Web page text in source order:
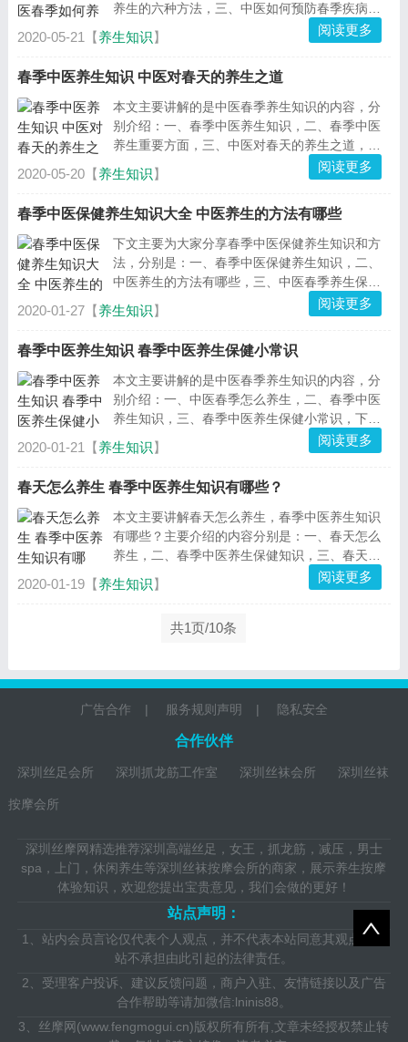
养生的六种方法，三、中医如何预防春季疾病，
四、中医春季养生的注意事项，下面一起来看详
细内容！...
2020-05-21【养生知识】 阅读更多
春季中医养生知识 中医对春天的养生之道
本文主要讲解的是中医春季养生知识的内容，分
别介绍：一、春季中医养生知识，二、春季中医
养生重要方面，三、中医对春天的养生之道，下
面一起来看详细内容！...
2020-05-20【养生知识】 阅读更多
春季中医保健养生知识大全 中医养生的方法有哪些
下文主要为大家分享春季中医保健养生知识和方
法，分别是：一、春季中医保健养生知识，二、
中医养生的方法有哪些，三、中医春季养生保健
知识介绍。下面阅读详细介绍！...
2020-01-27【养生知识】 阅读更多
春季中医养生知识 春季中医养生保健小常识
本文主要讲解的是中医春季养生知识的内容，分
别介绍：一、中医春季怎么养生，二、春季中医
养生知识，三、春季中医养生保健小常识，下面
一起来看详细内容！...
2020-01-21【养生知识】 阅读更多
春天怎么养生 春季中医养生知识有哪些？
本文主要讲解春天怎么养生，春季中医养生知识
有哪些？主要介绍的内容分别是：一、春天怎么
养生，二、春季中医养生保健知识，三、春天中
医养生方法，四、春季养生的5个不宜事项，详
细...
2020-01-19【养生知识】 阅读更多
共1页/10条
广告合作 | 服务规则声明 | 隐私安全
合作伙伴
深圳丝足会所 深圳抓龙筋工作室 深圳丝袜会所 深圳丝袜
按摩会所
深圳丝摩网 精选推荐深圳高端丝足，女王，抓龙筋，减压，男士
spa，上门，休闲养生等深圳丝袜按摩会所的商家，展示养生按摩
体验知识，欢迎您提出宝贵意见，我们会做的更好！
站点声明：
1、站内会员言论仅代表个人观点，并不代表本站同意其观点，本
站不承担由此引起的法律责任。
2、受理客户投诉、建议反馈问题，商户入驻、友情链接以及广告
合作帮助等请加微信:lninis88。
3、丝摩网(www.fengmogui.cn)版权所有所有,文章未经授权禁止转